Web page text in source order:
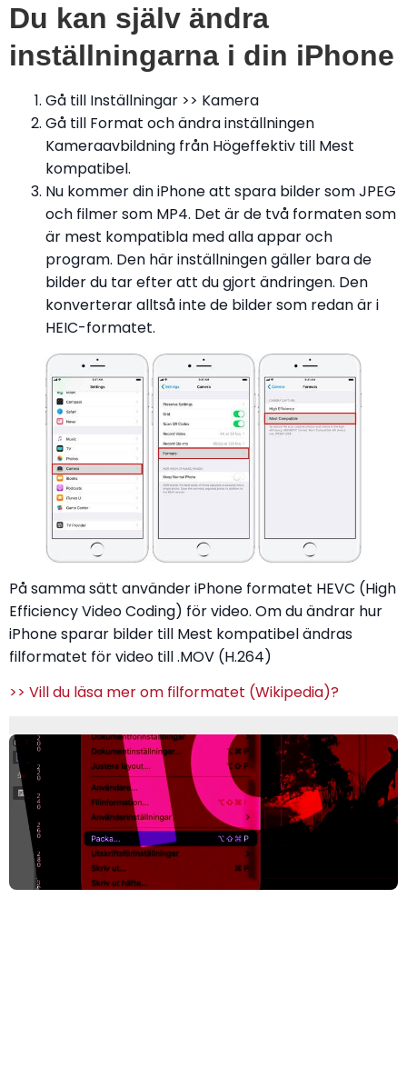
Du kan själv ändra
inställningarna i din iPhone
Gå till Inställningar >> Kamera
Gå till Format och ändra inställningen
Kameraavbildning från Högeffektiv till Mest
kompatibel.
Nu kommer din iPhone att spara bilder som JPEG
och filmer som MP4. Det är de två formaten som
är mest kompatibla med alla appar och
program. Den här inställningen gäller bara de
bilder du tar efter att du gjort ändringen. Den
konverterar alltså inte de bilder som redan är i
HEIC-formatet.
På samma sätt använder iPhone formatet HEVC (High
Efficiency Video Coding) för video. Om du ändrar hur
iPhone sparar bilder till Mest kompatibel ändras
filformatet för video till .MOV (H.264)
>> Vill du läsa mer om filformatet (Wikipedia)?